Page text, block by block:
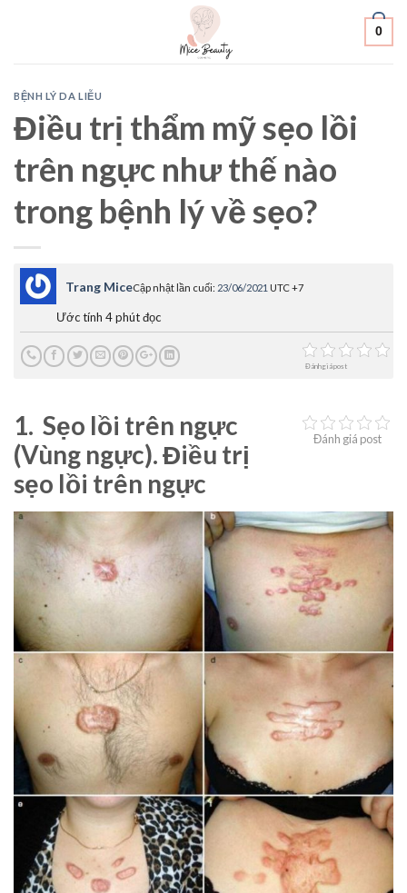
0
BỆNH LÝ DA LIỄU
Điều trị thẩm mỹ sẹo lồi
trên ngực như thế nào
trong bệnh lý về sẹo?
Trang MiceCập nhật lần cuối: 23/06/2021 UTC +7
Ước tính 4 phút đọc
Đánh giá post
Đánh giá post
1. Sẹo lồi trên ngực
(Vùng ngực). Điều trị
sẹo lồi trên ngực